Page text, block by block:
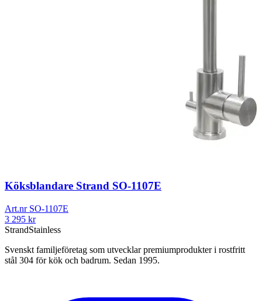
Köksblandare Strand SO-1107E
Art.nr SO-1107E
3 295 kr
StrandStainless
Svenskt familjeföretag som utvecklar premiumprodukter i rostfritt
stål 304 för kök och badrum. Sedan 1995.